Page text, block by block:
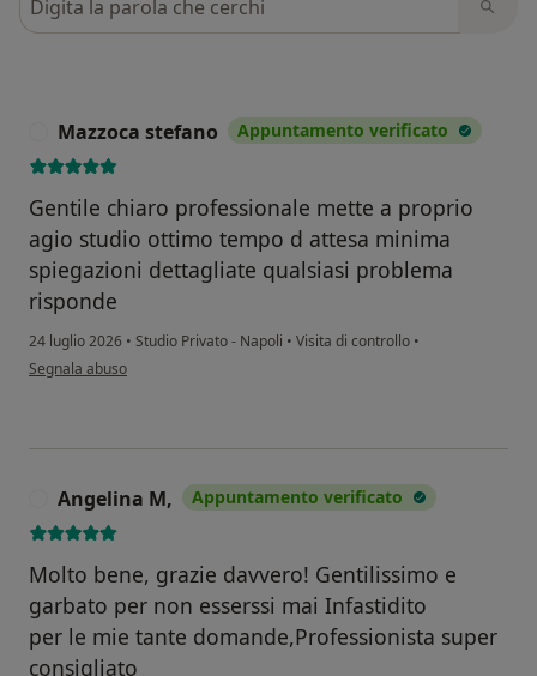
Mazzoca stefano Appuntamento verificato
Gentile chiaro professionale mette a proprio
agio studio ottimo tempo d attesa minima
spiegazioni dettagliate qualsiasi problema
risponde
24 luglio 2026 • Studio Privato - Napoli • Visita di controllo •
secondo l'opinione dell'utente Mazzoca stefano
Segnala abuso
Angelina M, Appuntamento verificato
Molto bene, grazie davvero! Gentilissimo e
garbato per non esserssi mai Infastidito
per le mie tante domande,Professionista super
consigliato